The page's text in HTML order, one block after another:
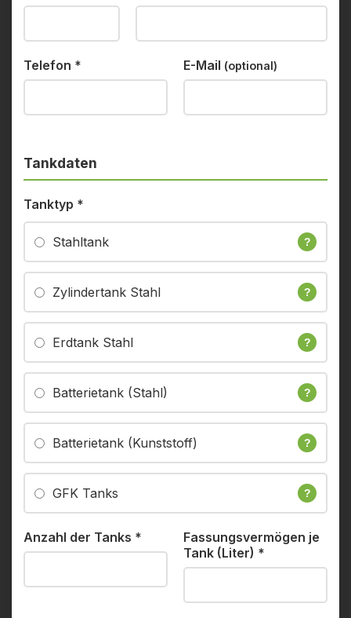
Telefon * E-Mail (optional)
Tankdaten
Tanktyp *
Stahltank ?
Zylindertank Stahl ?
Erdtank Stahl ?
Batterietank (Stahl) ?
Batterietank (Kunststoff) ?
GFK Tanks ?
Anzahl der Tanks *
Fassungsvermögen je
Tank (Liter) *